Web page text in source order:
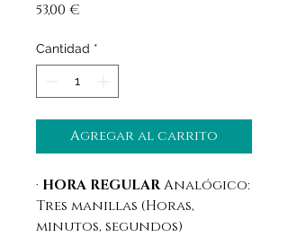
53,00 €
Cantidad *
Agregar al carrito
· HORA REGULARAnalógico:
Tres manillas (Horas,
minutos, segundos)